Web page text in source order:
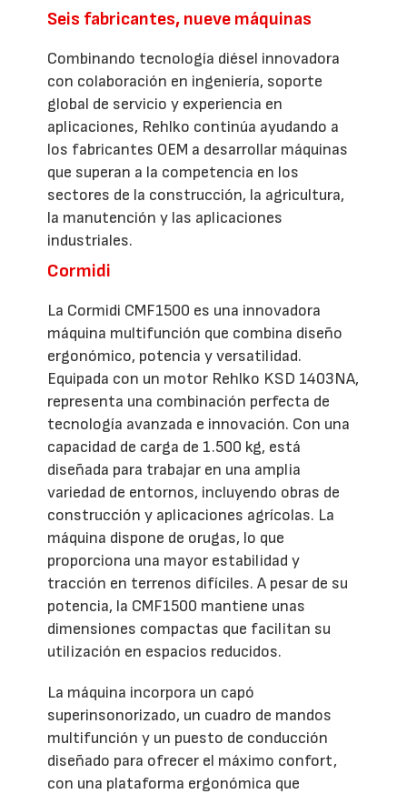
Seis fabricantes, nueve máquinas
Combinando tecnología diésel innovadora
con colaboración en ingeniería, soporte
global de servicio y experiencia en
aplicaciones, Rehlko continúa ayudando a
los fabricantes OEM a desarrollar máquinas
que superan a la competencia en los
sectores de la construcción, la agricultura,
la manutención y las aplicaciones
industriales.
Cormidi
La Cormidi CMF1500 es una innovadora
máquina multifunción que combina diseño
ergonómico, potencia y versatilidad.
Equipada con un motor Rehlko KSD 1403NA,
representa una combinación perfecta de
tecnología avanzada e innovación. Con una
capacidad de carga de 1.500 kg, está
diseñada para trabajar en una amplia
variedad de entornos, incluyendo obras de
construcción y aplicaciones agrícolas. La
máquina dispone de orugas, lo que
proporciona una mayor estabilidad y
tracción en terrenos difíciles. A pesar de su
potencia, la CMF1500 mantiene unas
dimensiones compactas que facilitan su
utilización en espacios reducidos.
La máquina incorpora un capó
superinsonorizado, un cuadro de mandos
multifunción y un puesto de conducción
diseñado para ofrecer el máximo confort,
con una plataforma ergonómica que